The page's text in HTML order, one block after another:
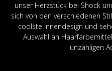
unser Herzstück bei Shock
sich von den verschiedenen
coolste Innendesign und
Auswahl an
unzähligen